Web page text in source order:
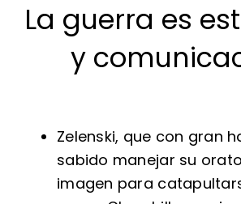
La guerra es
y
Zelenski, que con gran
sabido manejar su
imagen para